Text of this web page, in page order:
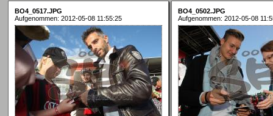
BO4_0517.JPG
Aufgenommen: 2012-05-08 11:55:25
BO4_0502.JPG
Aufgenommen: 2012-05-08